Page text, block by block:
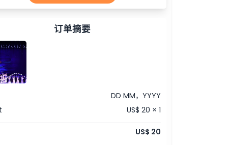
订单摘要
DD MM，YYYY
US$ 20 × 1
US$ 20